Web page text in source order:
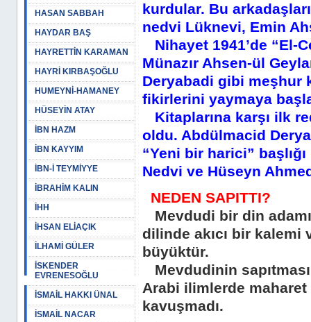
HASAN SABBAH
HAYDAR BAŞ
HAYRETTİN KARAMAN
HAYRİ KIRBAŞOĞLU
HUMEYNİ-HAMANEY
HÜSEYİN ATAY
İBN HAZM
İBN KAYYIM
İBN-İ TEYMİYYE
İBRAHİM KALIN
İHH
İHSAN ELİAÇIK
İLHAMİ GÜLER
İSKENDER
EVRENESOĞLU
İSMAİL HAKKI ÜNAL
İSMAİL NACAR
kurdular. Bu
nedvi Lüknevi, Emin
Nihayet 1941’de “El-
Münazır Ahsen-ül
Deryabadi gibi meşhur
fikirlerini yaymaya
Kitaplarına karşı ilk
oldu. Abdülmacid
“Yeni bir harici”
Nedvi ve Hüseyn
NEDEN SAPITTI?
Mevdudi bir din
dilinde akıcı bir kalemi
büyüktür.
Mevdudinin
Arabi ilimlerde
kavuşmadı.